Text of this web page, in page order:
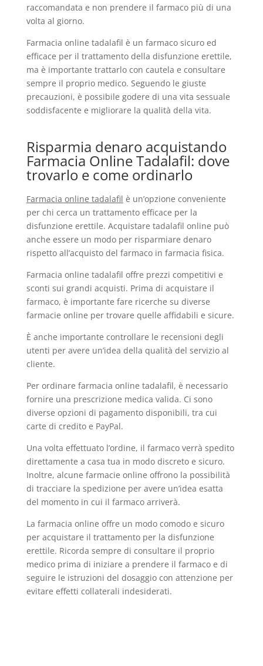
raccomandata e non prendere il farmaco più di una
volta al giorno.
Farmacia online tadalafil è un farmaco sicuro ed
efficace per il trattamento della disfunzione erettile,
ma è importante trattarlo con cautela e consultare
sempre il proprio medico. Seguendo le giuste
precauzioni, è possibile godere di una vita sessuale
soddisfacente e migliorare la qualità della vita.
Risparmia denaro acquistando
Farmacia Online Tadalafil: dove
trovarlo e come ordinarlo
Farmacia online tadalafil è un’opzione conveniente
per chi cerca un trattamento efficace per la
disfunzione erettile. Acquistare tadalafil online può
anche essere un modo per risparmiare denaro
rispetto all’acquisto del farmaco in farmacia fisica.
Farmacia online tadalafil offre prezzi competitivi e
sconti sui grandi acquisti. Prima di acquistare il
farmaco, è importante fare ricerche su diverse
farmacie online per trovare quelle affidabili e sicure.
È anche importante controllare le recensioni degli
utenti per avere un’idea della qualità del servizio al
cliente.
Per ordinare farmacia online tadalafil, è necessario
fornire una prescrizione medica valida. Ci sono
diverse opzioni di pagamento disponibili, tra cui
carte di credito e PayPal.
Una volta effettuato l’ordine, il farmaco verrà spedito
direttamente a casa tua in modo discreto e sicuro.
Inoltre, alcune farmacie online offrono la possibilità
di tracciare la spedizione per avere un’idea esatta
del momento in cui il farmaco arriverà.
La farmacia online offre un modo comodo e sicuro
per acquistare il trattamento per la disfunzione
erettile. Ricorda sempre di consultare il proprio
medico prima di iniziare a prendere il farmaco e di
seguire le istruzioni del dosaggio con attenzione per
evitare effetti collaterali indesiderati.